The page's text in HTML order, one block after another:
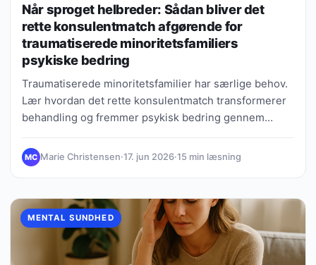
Når sproget helbreder: Sådan bliver det
rette konsulentmatch afgørende for
traumatiserede minoritetsfamiliers
psykiske bedring
Traumatiserede minoritetsfamilier har særlige behov.
Lær hvordan det rette konsulentmatch transformerer
behandling og fremmer psykisk bedring gennem
MC Marie Christensen·17. jun 2026·15 min læsning
MENTAL SUNDHED